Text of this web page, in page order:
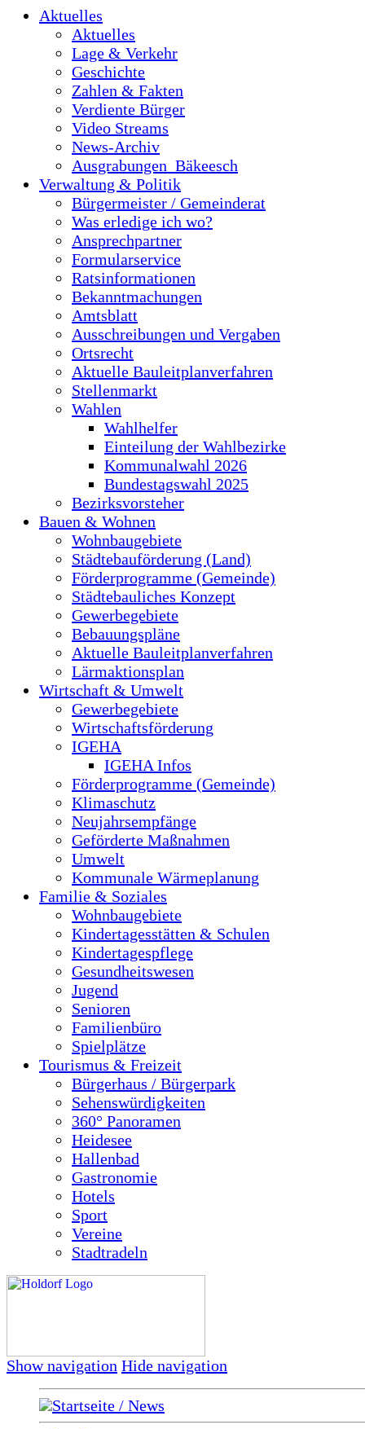
Aktuelles
Aktuelles
Lage & Verkehr
Geschichte
Zahlen & Fakten
Verdiente Bürger
Video Streams
News-Archiv
Ausgrabungen_Bäkeesch
Verwaltung & Politik
Bürgermeister / Gemeinderat
Was erledige ich wo?
Ansprechpartner
Formularservice
Ratsinformationen
Bekanntmachungen
Amtsblatt
Ausschreibungen und Vergaben
Ortsrecht
Aktuelle Bauleitplanverfahren
Stellenmarkt
Wahlen
Wahlhelfer
Einteilung der Wahlbezirke
Kommunalwahl 2026
Bundestagswahl 2025
Bezirksvorsteher
Bauen & Wohnen
Wohnbaugebiete
Städtebauförderung (Land)
Förderprogramme (Gemeinde)
Städtebauliches Konzept
Gewerbegebiete
Bebauungspläne
Aktuelle Bauleitplanverfahren
Lärmaktionsplan
Wirtschaft & Umwelt
Gewerbegebiete
Wirtschaftsförderung
IGEHA
IGEHA Infos
Förderprogramme (Gemeinde)
Klimaschutz
Neujahrsempfänge
Geförderte Maßnahmen
Umwelt
Kommunale Wärmeplanung
Familie & Soziales
Wohnbaugebiete
Kindertagesstätten & Schulen
Kindertagespflege
Gesundheitswesen
Jugend
Senioren
Familienbüro
Spielplätze
Tourismus & Freizeit
Bürgerhaus / Bürgerpark
Sehenswürdigkeiten
360° Panoramen
Heidesee
Hallenbad
Gastronomie
Hotels
Sport
Vereine
Stadtradeln
Show navigation Hide navigation
Startseite / News